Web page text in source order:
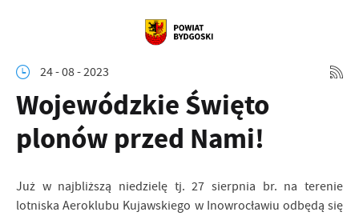
24 - 08 - 2023
Wojewódzkie Święto
plonów przed Nami!
Już w najbliższą niedzielę tj. 27 sierpnia br. na terenie
lotniska Aeroklubu Kujawskiego w Inowrocławiu odbędą się